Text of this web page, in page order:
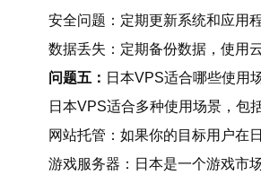
安全问题：定期更新系统和应用
数据丢失：定期备份数据，使用
问题五： 日本VPS适合哪些使用
日本VPS适合多种使用场景，包
网站托管：如果你的目标用户在
游戏服务器：日本是一个游戏市